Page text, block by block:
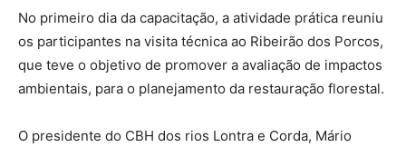
No primeiro dia da capacitação, a atividade prática reuniu
os participantes na visita técnica ao Ribeirão dos Porcos,
que teve o objetivo de promover a avaliação de impactos
ambientais, para o planejamento da restauração florestal.
O presidente do CBH dos rios Lontra e Corda, Mário